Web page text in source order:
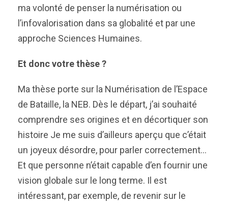
ma volonté de penser la numérisation ou
l’infovalorisation dans sa globalité et par une
approche Sciences Humaines.
Et donc votre thèse ?
Ma thèse porte sur la Numérisation de l’Espace
de Bataille, la NEB. Dès le départ, j’ai souhaité
comprendre ses origines et en décortiquer son
histoire Je me suis d’ailleurs aperçu que c’était
un joyeux désordre, pour parler correctement…
Et que personne n’était capable d’en fournir une
vision globale sur le long terme. Il est
intéressant, par exemple, de revenir sur le